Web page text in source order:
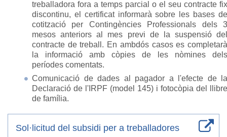
treballadora fora a temps parcial o el seu contracte fix
discontinu, el certificat informarà sobre les bases de
cotització per Contingències Professionals dels 3
mesos anteriors al mes previ de la suspensió del
contracte de treball. En ambdós casos es completarà
la informació amb còpies de les nòmines dels
períodes comentats.
Comunicació de dades al pagador a l'efecte de la
Declaració de l'IRPF (model 145) i fotocòpia del llibre
de família.
Sol·licitud del subsidi per a treballadores